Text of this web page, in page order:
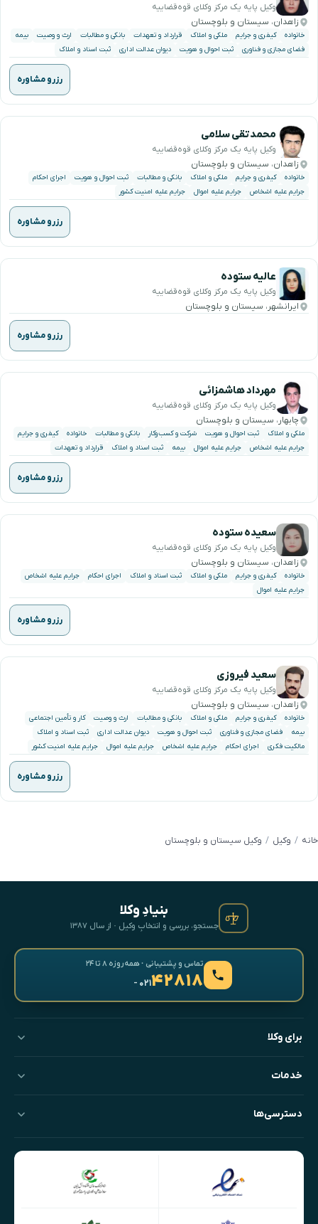
وکیل پایه یک مرکز وکلای قوه‌قضاییه
زاهدان، سیستان و بلوچستان
خانواده کیفری و جرایم ملکی و املاک قرارداد و تعهدات بانکی و مطالبات ارث و وصیت
بیمه
فضای مجازی و فناوری
ثبت احوال و هویت دیوان عدالت اداری ثبت اسناد و املاک
رزرو مشاوره
محمدتقی سلامی
وکیل پایه یک مرکز وکلای قوه‌قضاییه
زاهدان، سیستان و بلوچستان
خانواده کیفری و جرایم ملکی و املاک بانکی و مطالبات ثبت احوال و هویت
اجرای احکام
جرایم علیه اشخاص
جرایم علیه اموال جرایم علیه امنیت کشور
رزرو مشاوره
عالیه ستوده
وکیل پایه یک مرکز وکلای قوه‌قضاییه
ایرانشهر، سیستان و بلوچستان
رزرو مشاوره
مهرداد هاشمزائی
وکیل پایه یک مرکز وکلای قوه‌قضاییه
چابهار، سیستان و بلوچستان
ملکی و املاک ثبت احوال و هویت شرکت و کسب‌وکار بانکی و مطالبات خانواده
کیفری و جرایم
جرایم علیه اشخاص
جرایم علیه اموال بیمه ثبت اسناد و املاک قرارداد و تعهدات
رزرو مشاوره
سعیده ستوده
وکیل پایه یک مرکز وکلای قوه‌قضاییه
زاهدان، سیستان و بلوچستان
خانواده کیفری و جرایم ملکی و املاک ثبت اسناد و املاک اجرای احکام
جرایم علیه اشخاص
جرایم علیه اموال
رزرو مشاوره
سعید فیروزی
وکیل پایه یک مرکز وکلای قوه‌قضاییه
زاهدان، سیستان و بلوچستان
خانواده کیفری و جرایم ملکی و املاک بانکی و مطالبات ارث و وصیت
کار و تأمین اجتماعی
بیمه
فضای مجازی و فناوری ثبت احوال و هویت دیوان عدالت اداری
ثبت اسناد و املاک
مالکیت فکری
اجرای احکام جرایم علیه اشخاص جرایم علیه اموال جرایم علیه امنیت کشور
رزرو مشاوره
خانه وکیل وکیل سیستان و بلوچستان
بنیادِ وکلا
جستجو، بررسی و انتخابِ وکیل · از سال ۱۳۸۷
تماس و پشتیبانی · همه‌روزه ۸ تا ۲۴
۴۲۸۱۸- ۰۲۱
برای وکلا
خدمات
دسترسی‌ها